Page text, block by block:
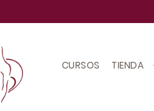
CURSOS TIENDA